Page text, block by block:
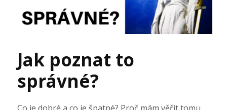
Jak poznat to
správné?